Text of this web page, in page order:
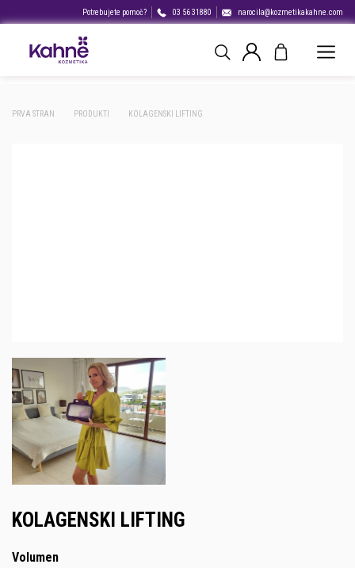
Potrebujete pomoč? 03 56 31880 narocila@kozmetikakahne.com
PRVA STRAN PRODUKTI KOLAGENSKI LIFTING
KOLAGENSKI LIFTING
Volumen